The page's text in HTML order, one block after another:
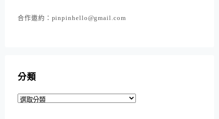
合作邀約：pinpinhello@gmail.com
分類
分